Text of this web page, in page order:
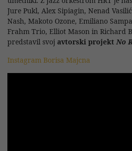
Jure Pukl, Alex Sipiagin, Nenad
Nash, Makoto Ozone, Emiliano
Frahm Trio, Elliot Mason in Richard
predstavil svoj avtorski projekt No
Instagram Borisa Majcna